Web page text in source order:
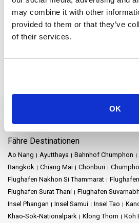
may combine it with other
provided to them or that they’ve
of their services.
OK
DiePhi Phi Inseln, lokal oft Koh
faszinierender Anblick. Eine kurze
entfernt, verzaubern sie Reisende mit
Gewässern und der vielfältigen
dienen auch als Tor zu den
Sie beherbergt auch den Lanta-
Schutzgebiet im Süden Thailands,
ganzen Pracht gedeiht.
Der Park, im Herzen der Provinz
faszinierende Verschmelzung von
ermöglicht Besuchern, die
Ao Nangist eine reizvolle Mischung aus
Lebendigkeit. In der Nähe von Krabi
Fähre Destinationen
Ao Nang Ayutthaya Bahnhof Chumphon
Bangkok
Chiang Mai Chonburi
Flughafen Nakhon Si Thammarat
Flughafen Surat Thani
Flughafen
Insel Phangan
Insel Samui Insel Tao
Khao-Sok-Nationalpark
Klong Thom Koh